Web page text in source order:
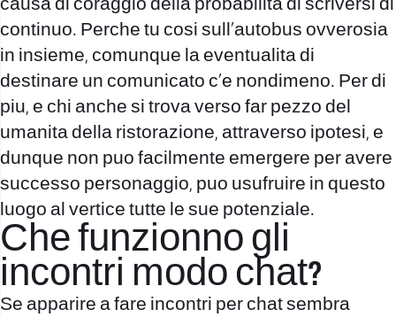
causa di coraggio della probabilita di scriversi di
continuo. Perche tu cosi sull’autobus ovverosia
in insieme, comunque la eventualita di
destinare un comunicato c’e nondimeno. Per di
piu, e chi anche si trova verso far pezzo del
umanita della ristorazione, attraverso ipotesi, e
dunque non puo facilmente emergere per avere
successo personaggio, puo usufruire in questo
luogo al vertice tutte le sue potenziale.
Che funzionno gli
incontri modo chat?
Se apparire a fare incontri per chat sembra